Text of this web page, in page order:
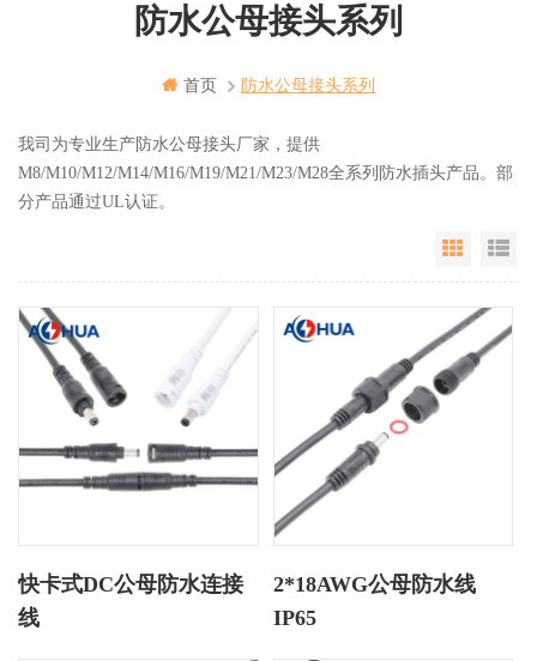
防水公母接头系列
首页 防水公母接头系列
我司为专业生产防水公母接头厂家，提供
M8/M10/M12/M14/M16/M19/M21/M23/M28全系列防水插头产品。部
分产品通过UL认证。
Grid
快卡式DC公母防水连接
线
2*18AWG公母防水线
IP65